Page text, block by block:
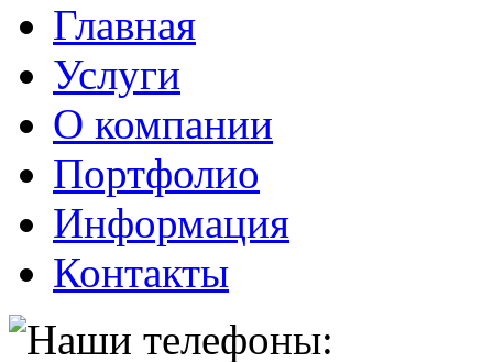
Главная
Услуги
О компании
Портфолио
Информация
Контакты